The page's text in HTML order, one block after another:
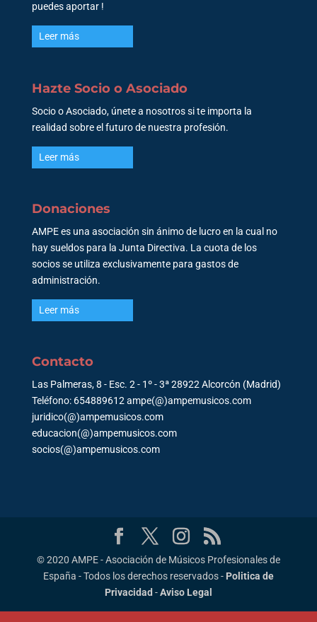
puedes aportar !
Leer más
Hazte Socio o Asociado
Socio o Asociado, únete a nosotros si te importa la
realidad sobre el futuro de nuestra profesión.
Leer más
Donaciones
AMPE es una asociación sin ánimo de lucro en la cual no
hay sueldos para la Junta Directiva. La cuota de los
socios se utiliza exclusivamente para gastos de
administración.
Leer más
Contacto
Las Palmeras, 8 - Esc. 2 - 1º - 3ª 28922 Alcorcón (Madrid)
Teléfono: 654889612 ampe(@)ampemusicos.com
juridico(@)ampemusicos.com
educacion(@)ampemusicos.com
socios(@)ampemusicos.com
© 2020 AMPE - Asociación de Músicos Profesionales de
España - Todos los derechos reservados - Politica de
Privacidad -Aviso Legal